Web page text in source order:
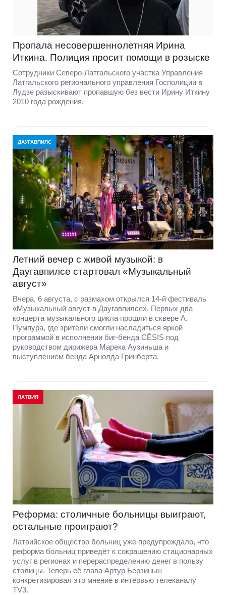
Пропала несовершеннолетняя Ирина
Иткина. Полиция просит помощи в розыске
Сотрудники Северо-Латгальского участка Управления
Латгальского регионального управления Госполиции в
Лудзе разыскивают пропавшую без вести Ирину Иткину
2010 года рождения.
ДАУГАВПИЛС
Летний вечер с живой музыкой: в
Даугавпилсе стартовал «Музыкальный
август»
Вчера, 6 августа, с размахом открылся 14-й фестиваль
«Музыкальный август в Даугавпилсе». Первых два
концерта музыкального цикла прошли в сквере А.
Пумпура, где зрители смогли насладиться яркой
программой в исполнении биг-бенда CĒSIS под
руководством дирижера Марека Аузиньша и
выступлением бенда Арнолда Гринберта.
ЛАТВИЯ
Реформа: столичные больницы выиграют,
остальные проиграют?
Латвийское общество больниц уже предупреждало, что
реформа больниц приведёт к сокращению стационарных
услуг в регионах и перераспределению денег в пользу
столицы. Теперь её глава Артур Берзиньш
конкретизировал это мнение в интервью телеканалу
TV3.